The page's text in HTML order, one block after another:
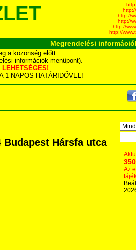
http://
http://
http://
http://
Megrendelési
a közönség előtt.
információk menüpont).
1 NAPOS HATÁRIDŐVEL!
Budapest Hársfa utca
Az